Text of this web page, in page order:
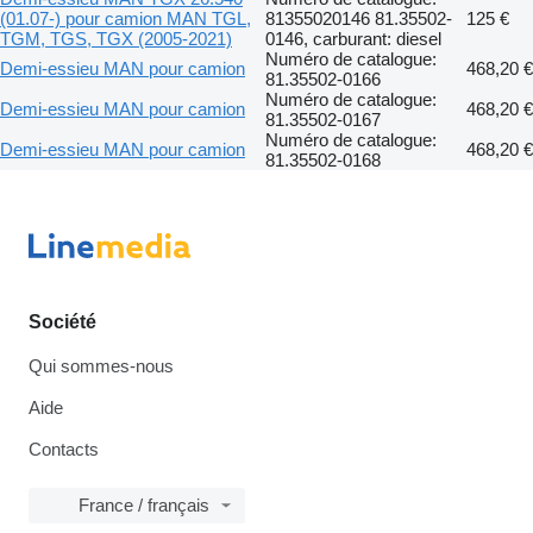
(01.07-) pour camion MAN TGL,
TGM, TGS, TGX (2005-2021)
81355020146 81.35502-
0146, carburant: diesel
125 €
Demi-essieu MAN pour camion
Numéro de catalogue:
81.35502-0166
468,20 €
Demi-essieu MAN pour camion
Numéro de catalogue:
81.35502-0167
468,20 €
Demi-essieu MAN pour camion
Numéro de catalogue:
81.35502-0168
468,20 €
Société
Qui sommes-nous
Aide
Contacts
France / français